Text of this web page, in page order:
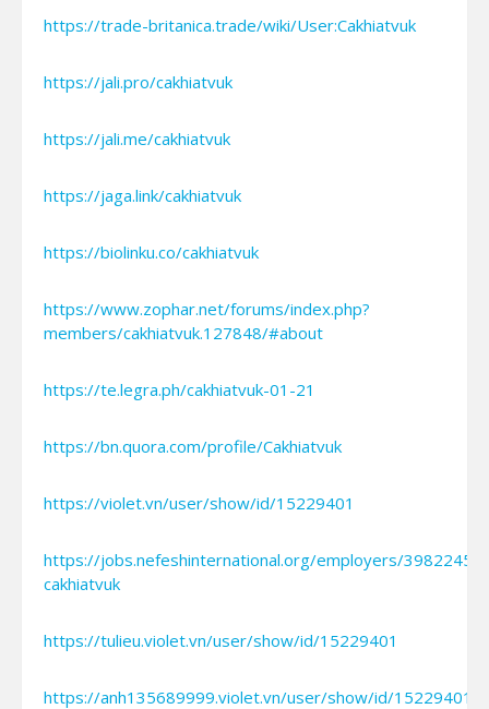
https://trade-britanica.trade/wiki/User:Cakhiatvuk
https://jali.pro/cakhiatvuk
https://jali.me/cakhiatvuk
https://jaga.link/cakhiatvuk
https://biolinku.co/cakhiatvuk
https://www.zophar.net/forums/index.php?
members/cakhiatvuk.127848/#about
https://te.legra.ph/cakhiatvuk-01-21
https://bn.quora.com/profile/Cakhiatvuk
https://violet.vn/user/show/id/15229401
https://jobs.nefeshinternational.org/employers/3982245-
cakhiatvuk
https://tulieu.violet.vn/user/show/id/15229401
https://anh135689999.violet.vn/user/show/id/15229401